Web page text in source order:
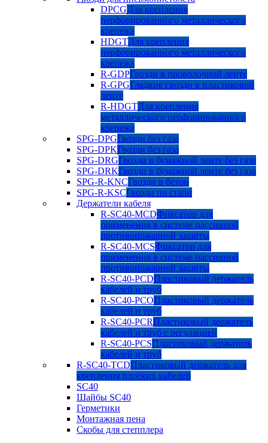
DPCGДля крепления
перфорированного металлического
крепежа
HDGTДля крепления
перфорированного металлического
крепежа
R-GDPГвозди в проволочной ленте
R-GPGГладкие гвозди в пластиковой
ленте
R-HDGTДля крепления
металлического перфорированного
крепежа
SPG-DPGГвозди без газа
SPG-DPKГвозди без газа
SPG-DRGГвозди в бумажной ленте без газа
SPG-DRKГвозди в бумажной ленте без газа
SPG-R-KNCГвозди в бетон
SPG-R-KSCГвозди по стали
Держатели кабеля
R-SC40-MCDФиксатор для
применения в системе пассивной
противопожарной защиты
R-SC40-MCSФиксатор для
применения в системе пассивной
противопожарной защиты
R-SC40-PCDПластиковый держатель
кабелей и труб
R-SC40-PCOПластиковый держатель
кабелей и труб
R-SC40-PCRПластиковый держатель
кабелей и труб с регуляцией
R-SC40-PCSПластиковый держатель
кабелей и труб
R-SC40-TCDПластиковый держатель для
крепления плоских кабелей
SC40
Шайбы SC40
Герметики
Монтажная пена
Скобы для степплера